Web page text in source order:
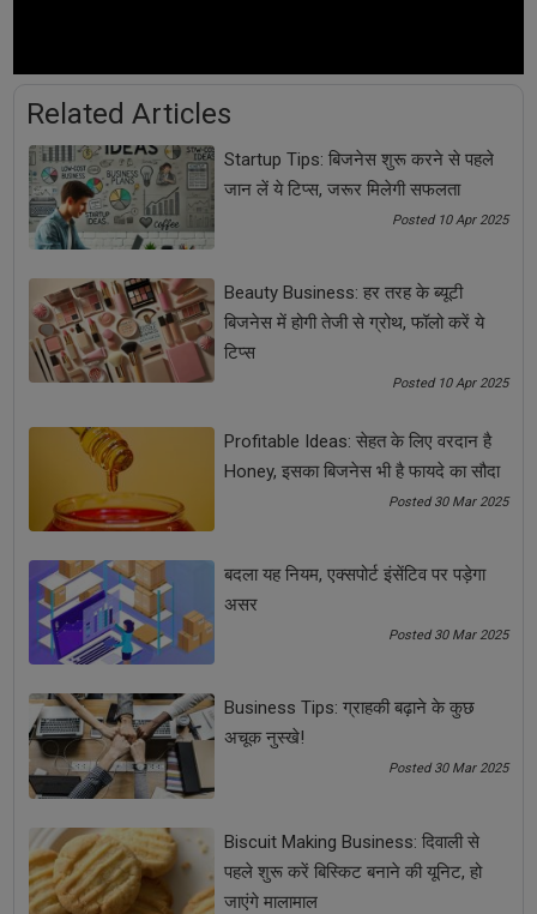
Coronavirus Coronavirus outbreak Covid-19
Epidemic JioMart
Reliance Retail Silver Lake कोरोना वायरस
कोरोना वायरस का प्रकोप कोरोना वायरस संकट
कोविड-19 का प्रकोप
लॉकडाउन सिल्वर लेक
COMMENTS See all
OTHER ARTICLES
Related Articles
Startup Tips: बिजनेस शुरू करने से पहले
जान लें ये टिप्स, जरूर मिलेगी सफलता
Posted 10 Apr 2025
Beauty Business: हर तरह के ब्यूटी
बिजनेस में होगी तेजी से ग्रोथ, फॉलो करें ये
टिप्स
Posted 10 Apr 2025
Profitable Ideas: सेहत के लिए वरदान है
Honey, इसका बिजनेस भी है फायदे का सौदा
Posted 30 Mar 2025
बदला यह नियम, एक्सपोर्ट इंसेंटिव पर पड़ेगा
असर
Posted 30 Mar 2025
Business Tips: ग्राहकी बढ़ाने के कुछ
अचूक नुस्खे!
Posted 30 Mar 2025
Biscuit Making Business: दिवाली से
पहले शुरू करें बिस्किट बनाने की यूनिट, हो
जाएंगे मालामाल